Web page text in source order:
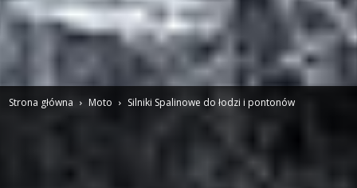
Strona główna Moto Silniki Spalinowe do łodzi i pontonów